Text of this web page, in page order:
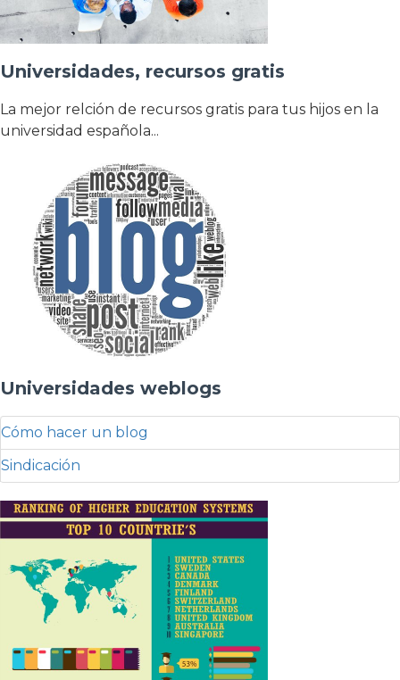
Universidades, recursos gratis
La mejor relción de recursos gratis para tus hijos en la
universidad española...
Universidades weblogs
Cómo hacer un blog
Sindicación